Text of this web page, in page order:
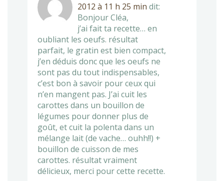
2012 à 11 h 25 min dit:
Bonjour Cléa,
j’ai fait ta recette… en
oubliant les oeufs. résultat
parfait, le gratin est bien compact,
j’en déduis donc que les oeufs ne
sont pas du tout indispensables,
c’est bon à savoir pour ceux qui
n’en mangent pas. J’ai cuit les
carottes dans un bouillon de
légumes pour donner plus de
goût, et cuit la polenta dans un
mélange lait (de vache… ouhh!!) +
bouillon de cuisson de mes
carottes. résultat vraiment
délicieux, merci pour cette recette.